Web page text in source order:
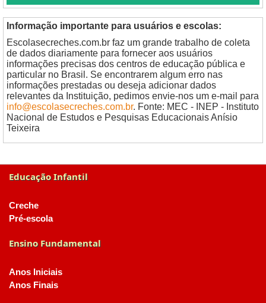
Informação importante para usuários e escolas:
Escolasecreches.com.br faz um grande trabalho de coleta
de dados diariamente para fornecer aos usuários
informações precisas dos centros de educação pública e
particular no Brasil. Se encontrarem algum erro nas
informações prestadas ou deseja adicionar dados
relevantes da Instituição, pedimos envie-nos um e-mail para
info@escolasecreches.com.br. Fonte: MEC - INEP - Instituto
Nacional de Estudos e Pesquisas Educacionais Anísio
Teixeira
Educação Infantil
Creche
Pré-escola
Ensino Fundamental
Anos Iniciais
Anos Finais